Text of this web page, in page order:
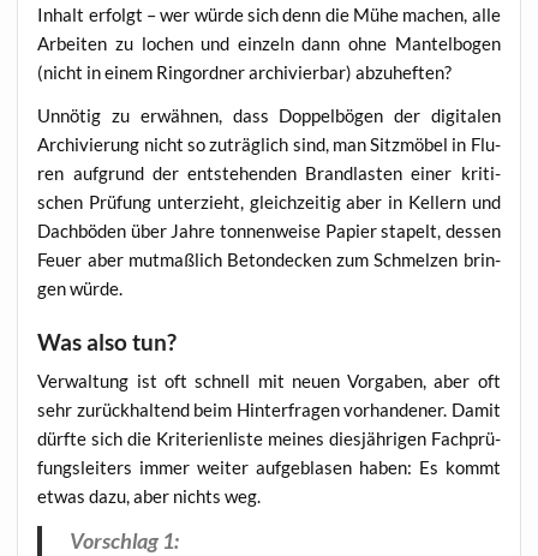
Inhalt erfolgt – wer wür­de sich denn die Mühe machen, alle
Arbei­ten zu lochen und ein­zeln dann ohne Man­tel­bo­gen
(nicht in einem Ring­ord­ner archi­vier­bar) abzuheften?
Unnö­tig zu erwäh­nen, dass Dop­pel­bö­gen der digi­ta­len
Archi­vie­rung nicht so zuträg­lich sind, man Sitz­mö­bel in Flu­
ren auf­grund der ent­ste­hen­den Brand­las­ten einer kri­ti­
schen Prü­fung unter­zieht, gleich­zei­tig aber in Kel­lern und
Dach­bö­den über Jah­re ton­nen­wei­se Papier sta­pelt, des­sen
Feu­er aber mut­maß­lich Beton­de­cken zum Schmel­zen brin­
gen würde.
Was also tun?
Ver­wal­tung ist oft schnell mit neu­en Vor­ga­ben, aber oft
sehr zurück­hal­tend beim Hin­ter­fra­gen vor­han­de­ner. Damit
dürf­te sich die Kri­te­ri­en­lis­te mei­nes dies­jäh­ri­gen Fach­prü­
fungs­lei­ters immer wei­ter auf­ge­bla­sen haben: Es kommt
etwas dazu, aber nichts weg.
Vor­schlag 1: